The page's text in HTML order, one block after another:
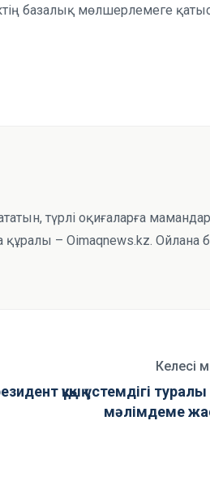
базалық мөлшерлемеге
түрлі оқиғаларға
– Oimaqnews.kz. Ойлана
Келесі
құқық үстемдігі туралы
мәлімдеме